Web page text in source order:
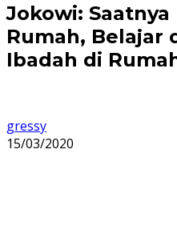
Jokowi: Saatnya
Rumah, Belajar
Ibadah di
gressy
15/03/2020